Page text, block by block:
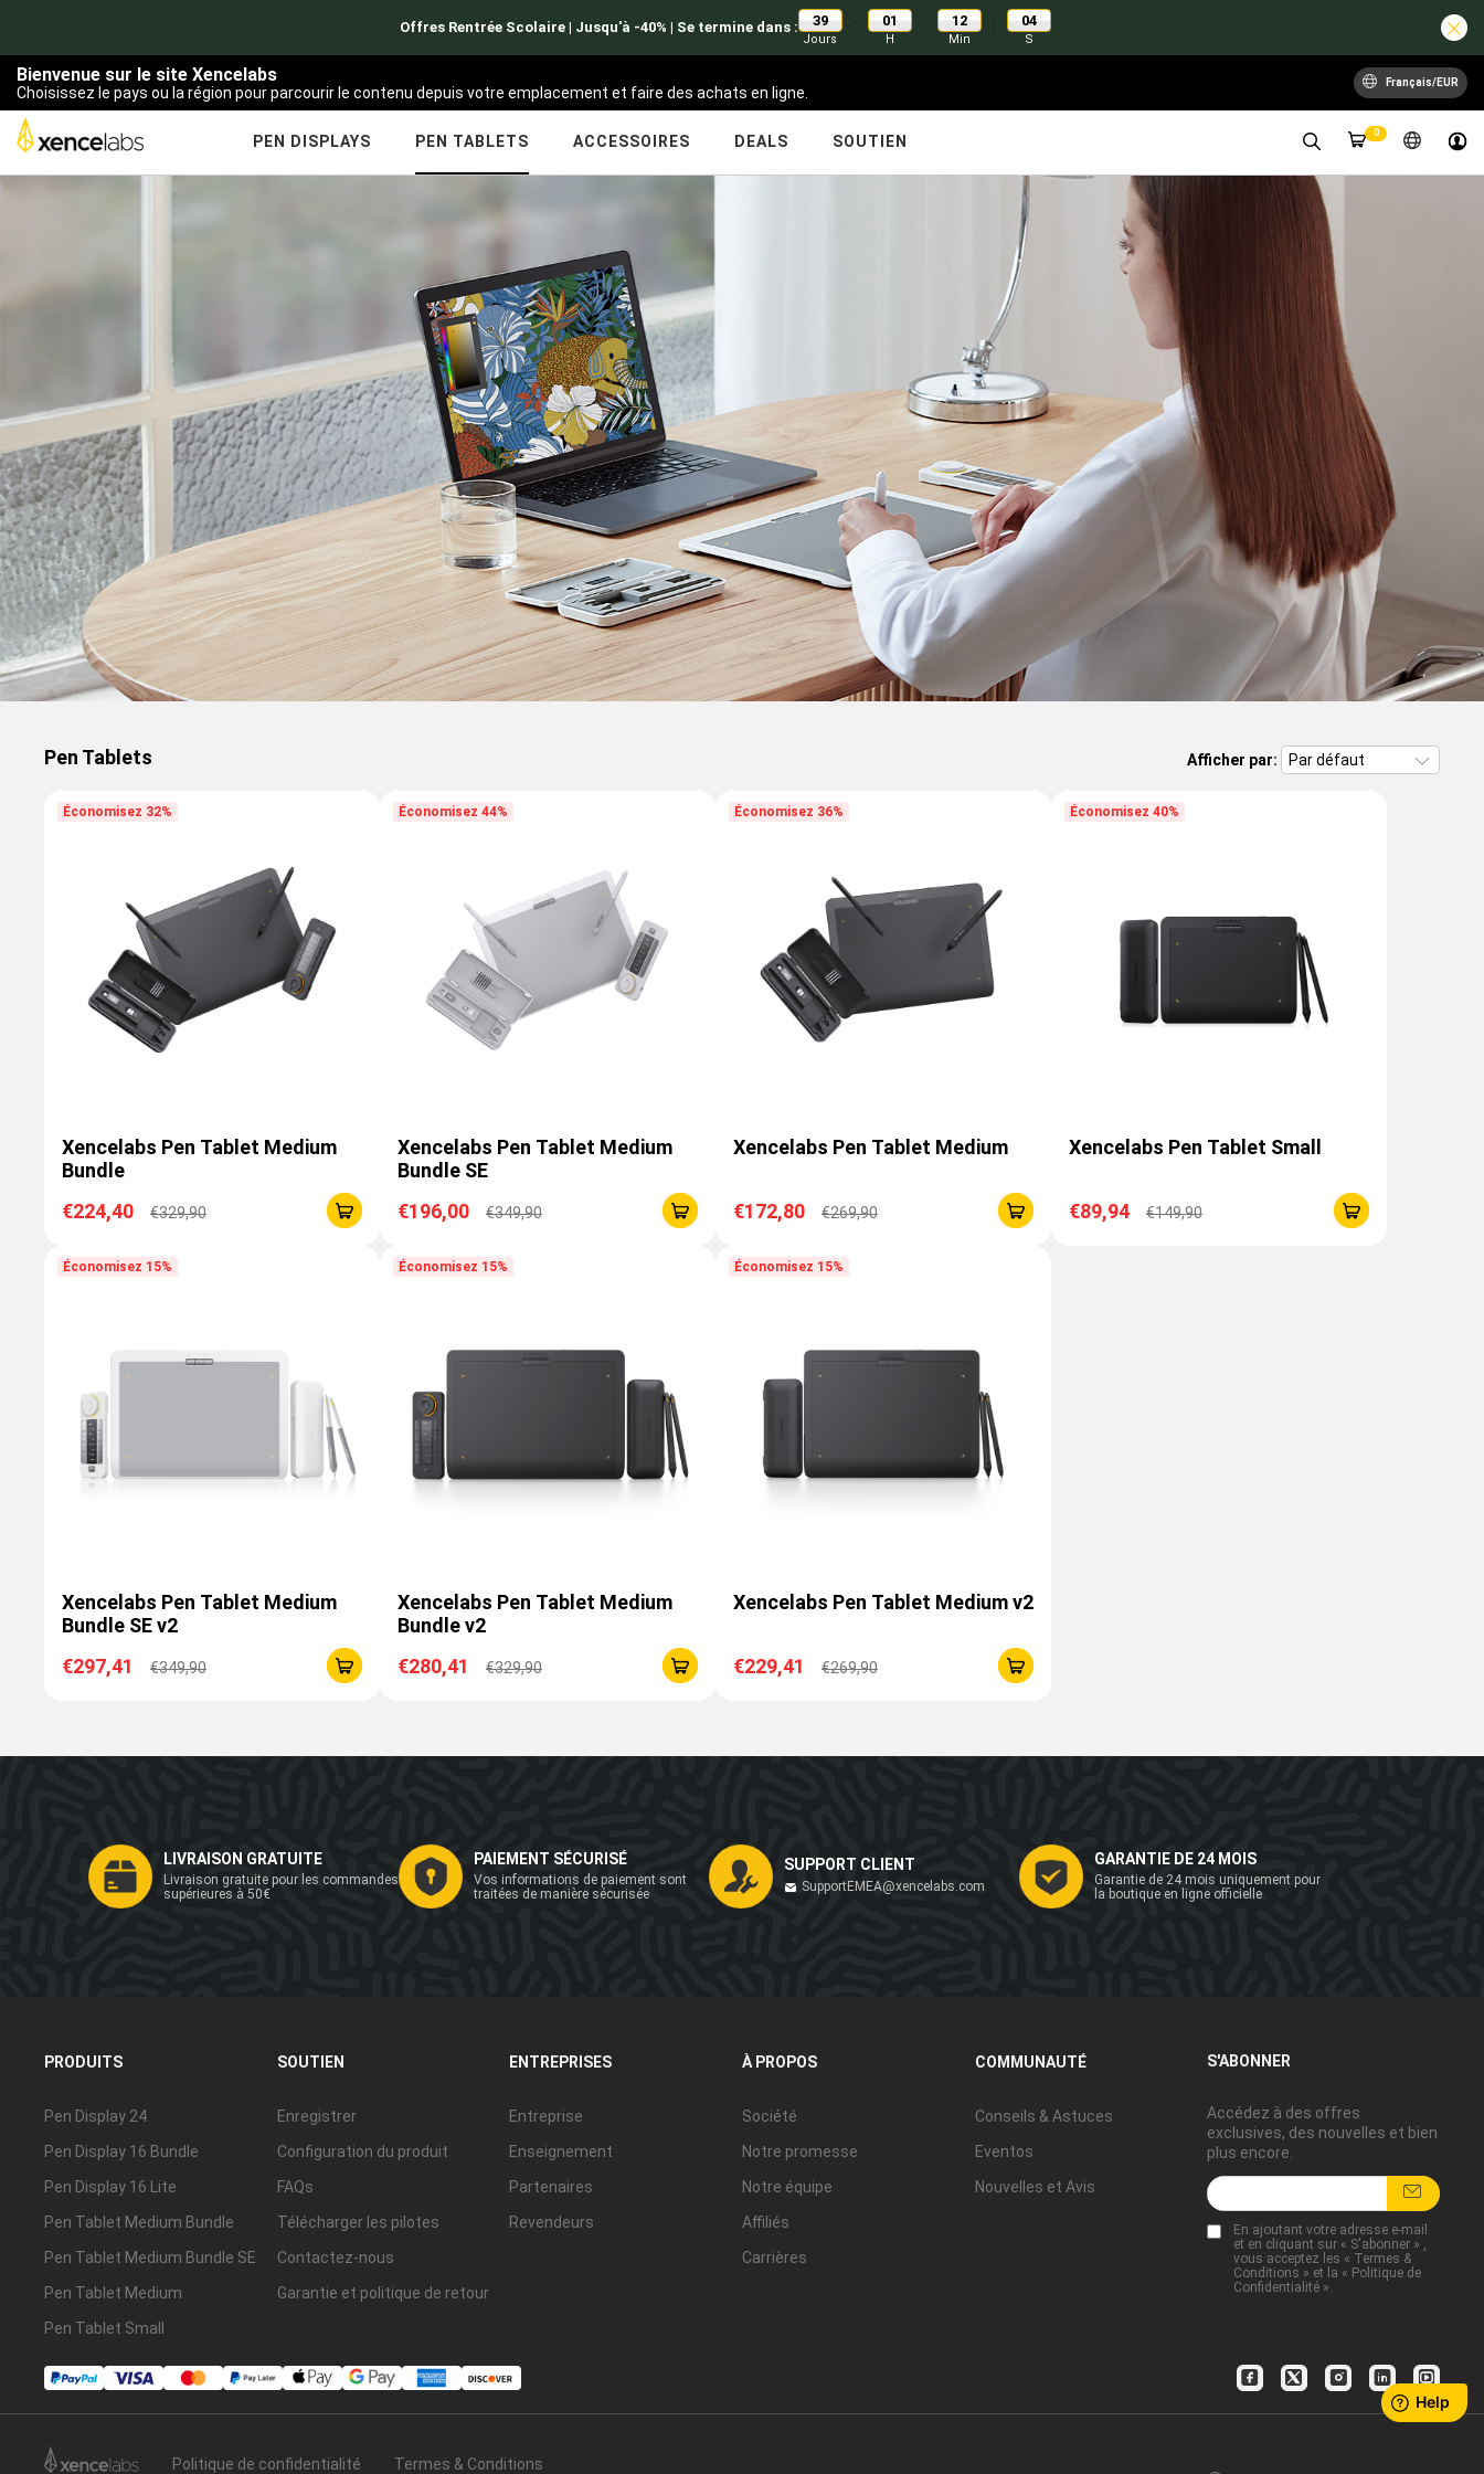
Offres Rentrée Scolaire | Jusqu'à -40% | Se termine dans : 39
Jours
: 01
H
: 12
Min
: 04
S
Bienvenue sur le site Xencelabs
Choisissez le pays ou la région pour parcourir le contenu depuis votre emplacement et faire des achats en ligne.
Français/EUR
PEN DISPLAYS PEN TABLETS ACCESSOIRES DEALS SOUTIEN 0
Pen Tablets Afficher par:
Économisez 32%
Xencelabs Pen Tablet Medium
Bundle
€224,40
€329,90
Économisez 44%
Xencelabs Pen Tablet Medium
Bundle SE
€196,00
€349,90
Économisez 36%
Xencelabs Pen Tablet Medium
€172,80 €269,90
Économisez 40%
Xencelabs Pen Tablet Small
€89,94 €149,90
Économisez 15%
Xencelabs Pen Tablet Medium
Bundle SE v2
€297,41
€349,90
Économisez 15%
Xencelabs Pen Tablet Medium
Bundle v2
€280,41
€329,90
Économisez 15%
Xencelabs Pen Tablet Medium v2
€229,41 €269,90
LIVRAISON GRATUITE
Livraison gratuite pour les commandes
supérieures à 50€
PAIEMENT SÉCURISÉ
Vos informations de paiement sont
traitées de manière sécurisée
SUPPORT CLIENT
SupportEMEA@xencelabs.com
GARANTIE DE 24 MOIS
Garantie de 24 mois uniquement pour
la boutique en ligne officielle
S'ABONNER
Accédez à des offres
exclusives, des nouvelles et bien
plus encore.
En ajoutant votre adresse e-mail
et en cliquant sur « S'abonner » ,
vous acceptez les « Termes &
Conditions » et la « Politique de
Confidentialité ».
PRODUITS
Pen Display 24
Pen Display 16 Bundle
Pen Display 16 Lite
Pen Tablet Medium Bundle
Pen Tablet Medium Bundle SE
Pen Tablet Medium
Pen Tablet Small
SOUTIEN
Enregistrer
Configuration du produit
FAQs
Télécharger les pilotes
Contactez-nous
Garantie et politique de retour
ENTREPRISES
Entreprise
Enseignement
Partenaires
Revendeurs
À PROPOS
Société
Notre promesse
Notre équipe
Affiliés
Carrières
COMMUNAUTÉ
Conseils & Astuces
Eventos
Nouvelles et Avis
Politique de confidentialité Termes & Conditions